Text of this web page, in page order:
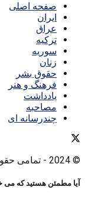
صفحه اصلی
ایران
عراق
ترکیه
سوریه
زنان
حقوق بشر
فرهنگ و هنر
یادداشت
مصاحبه
چندرسانه ای
© 2024 - تمامی
آیا مطمئن هستید که می